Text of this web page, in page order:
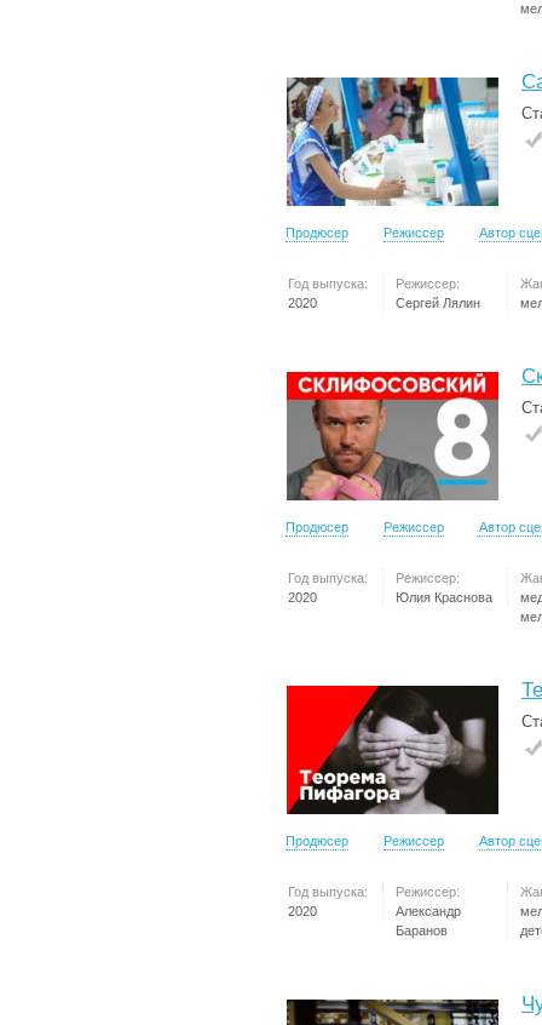
Продюсер Режиссер Автор
Год выпуска:
2020
Режиссер:
Сергей Лялин
Продюсер Режиссер Автор
Год выпуска:
2020
Режиссер:
Юлия Краснова
Продюсер Режиссер Автор
Год выпуска:
2020
Режиссер:
Александр
Баранов